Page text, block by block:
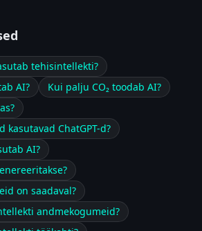
tehisintellekti?
AI?
Kui palju CO₂ toodab AI?
ChatGPT-d?
AI?
on saadaval?
andmekogumeid?